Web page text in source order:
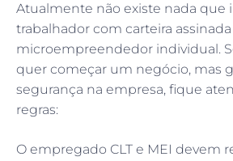
Atualmente não existe nada que
trabalhador com carteira
microempreendedor individual.
quer começar um negócio, mas
segurança na empresa, fique
regras:
O empregado CLT e MEI devem